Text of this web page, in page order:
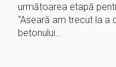
următoarea etapă
“Aseară am trecut la a
betonului…